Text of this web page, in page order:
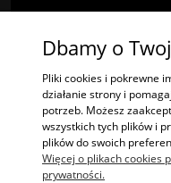
Znajdź nas na
"2TREES" Radosław
podkarpackie | tel.:
Dbamy o
Pliki cookies i pokrewne
działanie strony i
potrzeb. Możesz
wszystkich tych plików i
plików do swoich
Więcej o plikach cookies
prywatności.